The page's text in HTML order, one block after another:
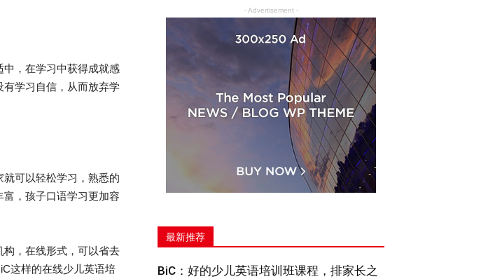
，在学习中获得成就感
学习自信，从而放弃学
可以轻松学习，熟悉的
，孩子口语学习更加容
，在线形式，可以省去
这样的在线少儿英语培
- Advertisement -
最新推荐
BiC：好的少儿英语培训班课程，排家长之